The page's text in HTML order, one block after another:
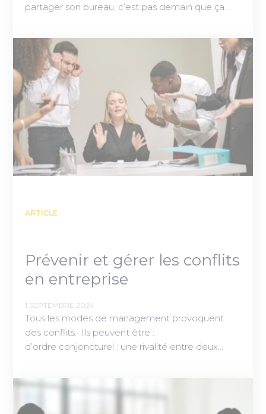
partager son bureau, c’est pas demain que ça…
ARTICLE
Prévenir et gérer les conflits
en entreprise
1 SEPTEMBRE 2024
Tous les modes de management provoquent
des conflits. Ils peuvent être :
d’ordre conjoncturel : une rivalité entre deux…